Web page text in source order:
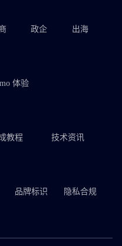
政企 出海
体验
教程 技术资讯
品牌标识
隐私合规